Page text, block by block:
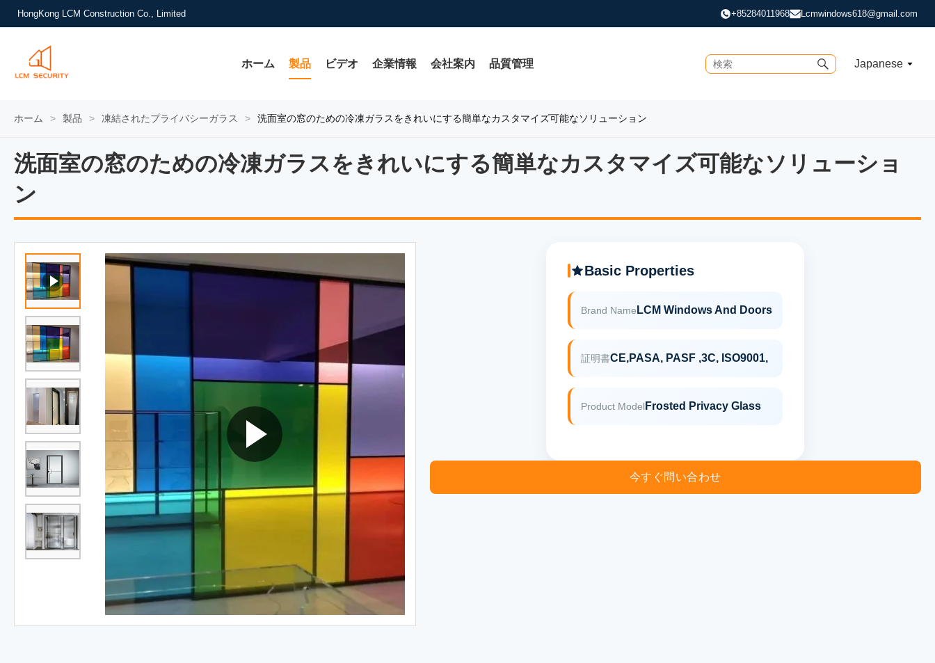
HongKong LCM Construction Co., Limited +85284011968 Lcmwindows618@gmail.com
ホーム 製品 ビデオ 企業情報 会社案内 品質管理 Japanese
ホーム > 製品 > 凍結されたプライバシーガラス > 洗面室の窓のための冷凍ガラスをきれいにする簡単なカスタマイズ可能なソリューション
洗面室の窓のための冷凍ガラスをきれいにする簡単なカスタマイズ可能なソリューショ
ン
洗面室の窓のための冷凍ガラスをきれいにする簡単なカスタマイズ可能なソリューション
Basic Properties
Brand Name LCM Windows And Doors
証明書CE,PASA, PASF ,3C, ISO9001,
Product Model Frosted Privacy Glass
今すぐ問い合わせ